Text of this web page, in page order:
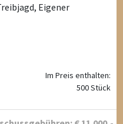
Eigener
Im Preis enthalten:
500 Stück